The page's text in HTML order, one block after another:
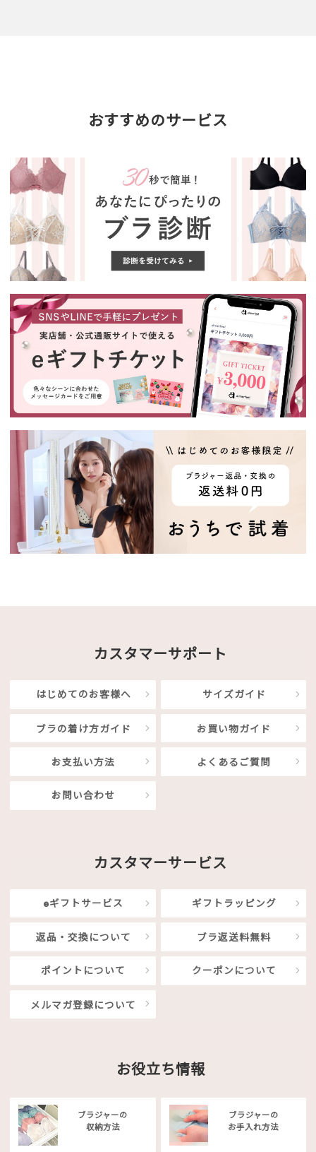
おすすめのサービス
カスタマーサポート
はじめてのお客様へ サイズガイド
ブラの着け方ガイド お買い物ガイド
お支払い方法 よくあるご質問
お問い合わせ
カスタマーサービス
eギフトサービス ギフトラッピング
返品・交換について ブラ返送料無料
ポイントについて クーポンについて
メルマガ登録について
お役立ち情報
ブラジャーの
収納方法
ブラジャーの
お手入れ方法